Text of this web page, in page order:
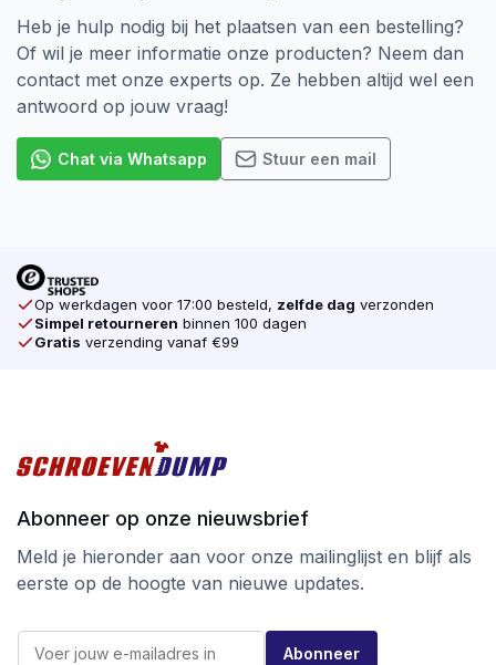
Heb je hulp nodig bij het plaatsen van een bestelling?
Of wil je meer informatie onze producten? Neem dan
contact met onze experts op. Ze hebben altijd wel een
antwoord op jouw vraag!
Chat via Whatsapp Stuur een mail
Op werkdagen voor 17:00 besteld, zelfde dag verzonden
Simpel retourneren binnen 100 dagen
Gratis verzending vanaf €99
Abonneer op onze nieuwsbrief
Meld je hieronder aan voor onze mailinglijst en blijf als
eerste op de hoogte van nieuwe updates.
E
Abonneer